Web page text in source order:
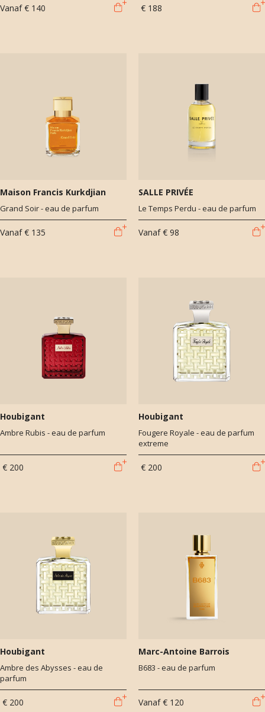
Vanaf € 140 € 188
Maison Francis Kurkdjian
Grand Soir - eau de parfum
Vanaf € 135
SALLE PRIVÉE
Le Temps Perdu - eau de parfum
Vanaf € 98
Houbigant
Ambre Rubis - eau de parfum
€ 200
Houbigant
Fougere Royale - eau de parfum
extreme
€ 200
Houbigant
Ambre des Abysses - eau de
parfum
€ 200
Marc-Antoine Barrois
B683 - eau de parfum
Vanaf € 120